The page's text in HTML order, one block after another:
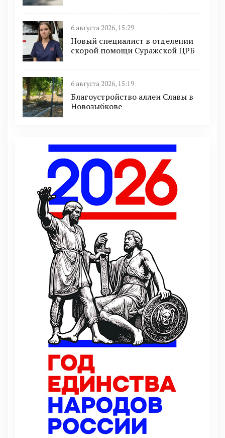
6 августа 2026, 15:29
Новый специалист в отделении
скорой помощи Суражской ЦРБ
6 августа 2026, 15:19
Благоустройство аллеи Славы в
Новозыбкове